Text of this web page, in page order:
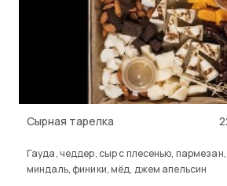
Сырная тарелка
Гауда, чеддер, сыр с плесенью,
миндаль, финики, мёд, джем апельсин